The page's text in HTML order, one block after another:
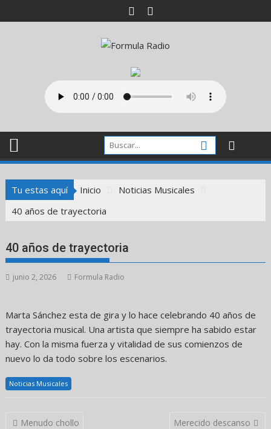
al
Tu estas aquí Inicio
Noticias Musicales
40 años de trayectoria
40 años de trayectoria
junio 2, 2026 Formula Radio
Marta Sánchez esta de gira y lo hace celebrando 40 años de
trayectoria musical. Una artista que siempre ha sabido estar
hay. Con la misma fuerza y vitalidad de sus comienzos de
nuevo lo da todo sobre los escenarios.
Noticias Musicales
Navegación
Menudo chollo Merecido descanso